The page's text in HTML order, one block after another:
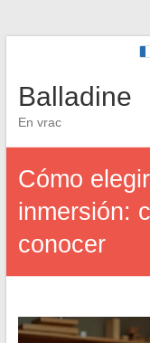
Balladine
En vrac
Cómo
inmersión:
conocer